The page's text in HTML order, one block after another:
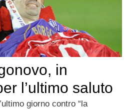
in
l’ultimo saluto
giorno contro “la